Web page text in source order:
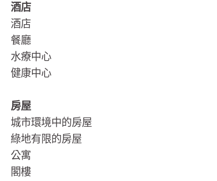
酒店
酒店
餐廳
水療中心
健康中心
房屋
城市環境中的房屋
綠地有限的房屋
公寓
閣樓